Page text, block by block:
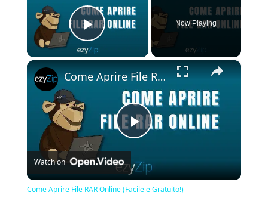
Play Video
Now Playing
×
Play
Video
Come Aprire File RAR Online (Facile e Gratuito!)
Watch on
Come Aprire File RAR Online (Facile e Gratuito!)